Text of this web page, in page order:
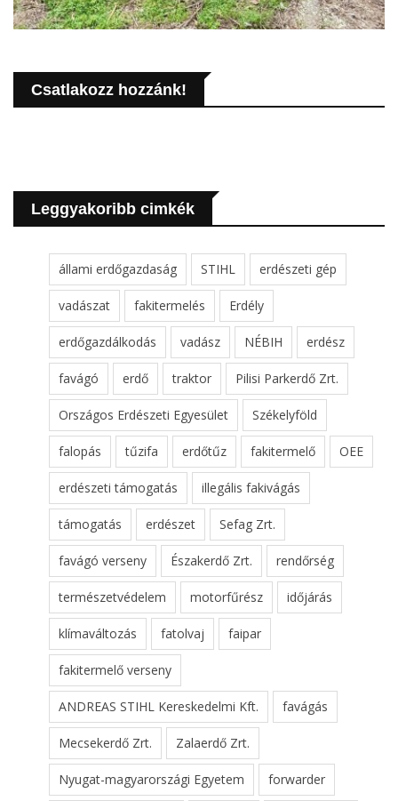
Csatlakozz hozzánk!
Leggyakoribb cimkék
állami erdőgazdaság STIHL erdészeti gép
vadászat fakitermelés Erdély
erdőgazdálkodás vadász NÉBIH erdész
favágó erdő traktor Pilisi Parkerdő Zrt.
Országos Erdészeti Egyesület Székelyföld
falopás tűzifa erdőtűz fakitermelő OEE
erdészeti támogatás illegális fakivágás
támogatás erdészet Sefag Zrt.
favágó verseny Északerdő Zrt. rendőrség
természetvédelem motorfűrész időjárás
klímaváltozás fatolvaj faipar
fakitermelő verseny
ANDREAS STIHL Kereskedelmi Kft. favágás
Mecsekerdő Zrt. Zalaerdő Zrt.
Nyugat-magyarországi Egyetem forwarder